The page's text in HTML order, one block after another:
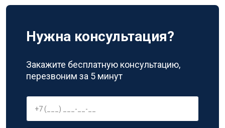
Нужна консультация?
Закажите бесплатную консультацию,
перезвоним за 5 минут